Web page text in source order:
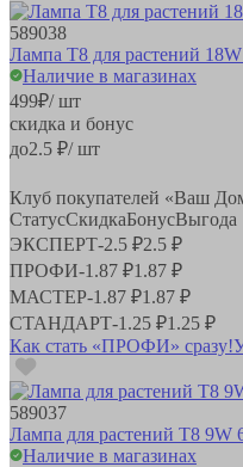
589038
Лампа Т8 для растений
Наличие в магазинах
499₽/ шт
скидка и бонус
до2.5 ₽/ шт
Клуб покупателей «Ваш
СтатусСкидкаБонусВыгода
ЭКСПЕРТ-2.5 ₽2.5 ₽
ПРОФИ-1.87 ₽1.87 ₽
МАСТЕР-1.87 ₽1.87 ₽
СТАНДАРТ-1.25 ₽1.25 ₽
Как стать «ПРОФИ» сразу!
589037
Лампа для растений Т8 9W
Наличие в магазинах